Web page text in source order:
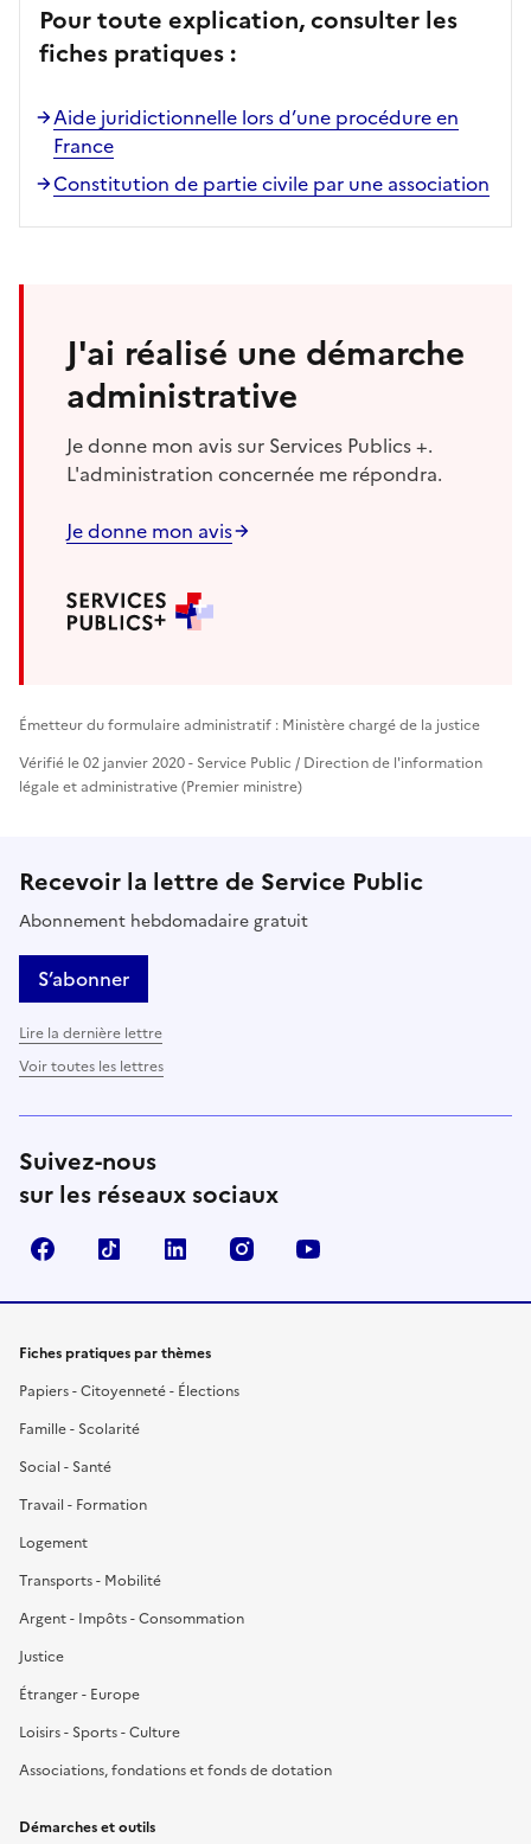
Pour toute explication, consulter les
fiches pratiques :
Aide juridictionnelle lors d’une procédure en
France
Constitution de partie civile par une association
J'ai réalisé une démarche
administrative
Je donne mon avis sur Services Publics +.
L'administration concernée me répondra.
Je donne mon avis
Émetteur du formulaire administratif : Ministère chargé de la justice
Vérifié le 02 janvier 2020 - Service Public / Direction de l'information
légale et administrative (Premier ministre)
Recevoir la lettre de Service Public
Abonnement hebdomadaire gratuit
S’abonner
Lire la dernière lettre
Voir toutes les lettres
Suivez-nous
sur les réseaux sociaux
FacebookTikTok LinkedIn Instagram
Fiches pratiques par thèmes
Papiers - Citoyenneté - Élections
Famille - Scolarité
Social - Santé
Travail - Formation
Logement
Transports - Mobilité
Argent - Impôts - Consommation
Justice
Étranger - Europe
Loisirs - Sports - Culture
Associations, fondations et fonds de dotation
Démarches et outils